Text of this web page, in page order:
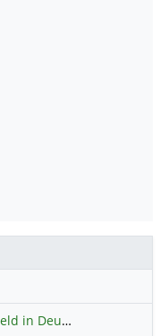
Bundesbank: Weniger Falschgeld in Deutschland